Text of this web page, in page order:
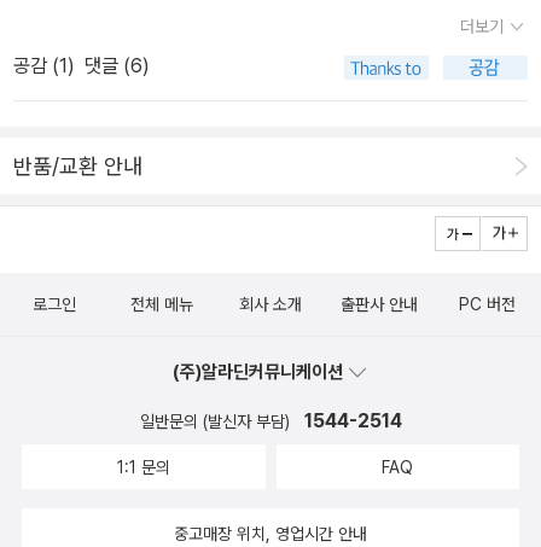
까지 읽어준 책 리스트 이다.임신하면서 친척언니에게 선물 받은 책.
임신 1주 ~ 40주 까지 매 주 별로 챕터가 나뉘어 있고 좋은 글, 동화,
다. 내 손바닥 안에 들어온다. 25일쯤 되니까 아이가 뭔가 보는 듯한
다. 그래서 초점 책을 보여주었는데 컬러는 별 반응이 없지만 흑백은
집중하며 보는 편이다. 보다가 싫증나면 울거나 손으로 책을 치는 행
동을 보였다. 책을 가까이 댔을때 눈을 크게 뜨며 집중하는 모습이 귀
의 눈동자 변화를 보고.. 거울을 보여주었다. 처음에는 아무 반응이 없
으로 친다. 함께 거울을 보면서 아이의 얼굴이 비친다는 것을 얘기해
주지만 아직은 알아듣지 못해서 신체부위만 만져주며 이야기 해주고
주면서 읽어줬다.유명한 책. 어른인 나는 보면서 재미있을까? 했는데
복이 태어나면 아 목욕이나 제대로 시킬 수 있을까 하는 걱정이 됩니
다.오즈마님 페이퍼를보니 김지님이 좋은 책을 추천해주셨더군요. 그
래서 저도 일단 여기 모아봅니다. 이 책은 김지님이 태교에
이가 태어나서 보면 더 좋을 책 아시는 분 도와주셔요
더보기
공감 (1) 댓글 (6)
반품/교환 안내
로그인 전체 메뉴 회사 소개 출판사 안내 PC 버전
(주)알라딘커뮤니케이션
일반문의 (발신자 부담) 1544-2514
1:1 문의 FAQ
중고매장 위치, 영업시간 안내